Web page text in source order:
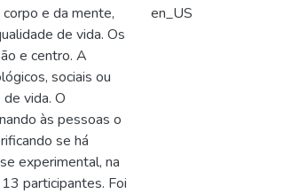
e da mente,
de vida. Os
e centro. A
sociais ou
vida. O
às pessoas o
se há
experimental, na
participantes. Foi
en_US